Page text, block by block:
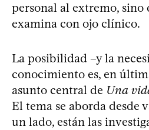
personal al extremo,
examina con ojo clínico.
La posibilidad –y la
conocimiento es, en
asunto central de Una
El tema se aborda desde
un lado, están las